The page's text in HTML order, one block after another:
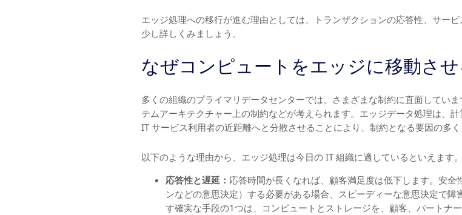
エッジ処理への移行が進む理由としては、トランザクションの応答性、サー
少し詳しくみましょう。
なぜコンピュートをエッジに移動さ
多くの組織のプライマリデータセンターでは、さまざまな制約に直面してい
テムアーキテクチャー上の制約などが考えられます。エッジデータ処理は、
IT サービス利用者の近距離へと分散させることにより、制約となる要因の多く
以下のような理由から、エッジ処理は今日の IT 組織に適しているといえます。
応答性と遅延： 応答時間が長くなれば、顧客満足度は低下します。安
ンなどの意思決定）する必要がある場合、スピーディーな意思決定で
す確実な手段の1つは、コンピュートとストレージを、顧客、パートナ